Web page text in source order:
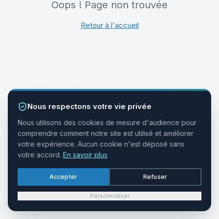
Oops ! Page non trouvée
Retour à l'accueil
Nous respectons votre vie privée
Nous utilisons des cookies de mesure d'audience pour
comprendre comment notre site est utilisé et améliorer
votre expérience. Aucun cookie n'est déposé sans
votre accord. En savoir plus
Accepter Refuser
Personnaliser